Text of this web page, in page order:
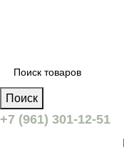
Поиск
+7 (961) 301-12-51